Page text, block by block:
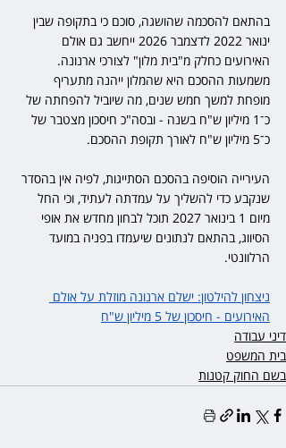
בהתאם להסכמה שהושגה, סוכם כי בתקופה שבין
ינואר 2022 לדצמבר 2026 ייחשב גם אולם
האירועים כחלק מ"בית מלון" לצורכי ארנונה.
משמעות ההסכם היא שהמלון ייהנה מתעריף
מופחת למשך חמש שנים, מה שיוביל להפחתה של
כ־1 מיליון ש"ח בשנה - ובסה"כ חיסכון מצטבר של
כ־5 מיליון ש"ח לאורך תקופת ההסכם.
העירייה הוסיפה בהסכם הסתייגות, לפיה אין בהסדר
שנקבע כדי להשליך על עמדתה לעתיד, וכי החל
מיום 1 בינואר 2027 תוכל לבחון מחדש את אופי
הסיווג, בהתאם לנתונים שיעמדו בפניה במועד
הרלוונטי.
ניצחון להילטון: ישלם ארנונה מוזלת על אולם
האירועים - חיסכון של 5 מיליון ש"ח
דיני עבודה
בית המשפט
בשם החוק קטנות